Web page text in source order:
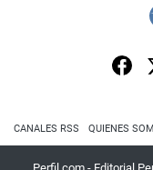
CANALES RSS QUIENES